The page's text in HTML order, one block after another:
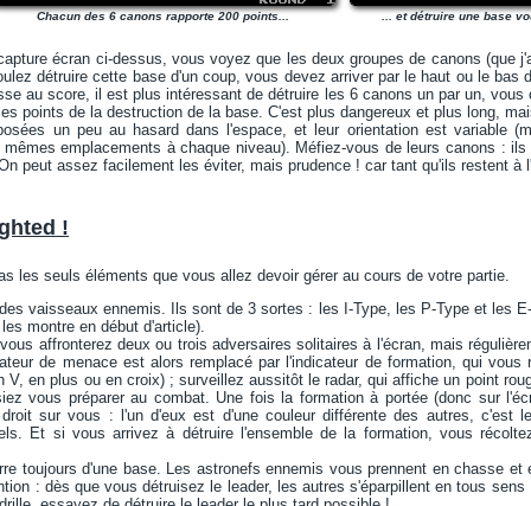
Chacun des 6 canons rapporte 200 points... ... et détruire une base
écran ci-dessus, vous voyez que les deux groupes de canons (que
détruire cette base d'un coup, vous devez arriver par le haut ou le bas
au score, il est plus intéressant de détruire les 6 canons un par un,
points de la destruction de la base. C'est plus dangereux et plus long,
un peu au hasard dans l'espace, et leur orientation est variable
emplacements à chaque niveau). Méfiez-vous de leurs canons :
peut assez facilement les éviter, mais prudence ! car tant qu'ils restent à
!
les seuls éléments que vous allez devoir gérer au cours de votre partie.
vaisseaux ennemis. Ils sont de 3 sortes : les I-Type, les P-Type et les
montre en début d'article).
affronterez deux ou trois adversaires solitaires à l'écran, mais
de menace est alors remplacé par l'indicateur de formation, qui
V, en plus ou en croix) ; surveillez aussitôt le radar, qui affiche un point
vous préparer au combat. Une fois la formation à portée (donc sur
sur vous : l'un d'eux est d'une couleur différente des autres, c'est
Et si vous arrivez à détruire l'ensemble de la formation, vous
toujours d'une base. Les astronefs ennemis vous prennent en chasse
: dès que vous détruisez le leader, les autres s'éparpillent en tous